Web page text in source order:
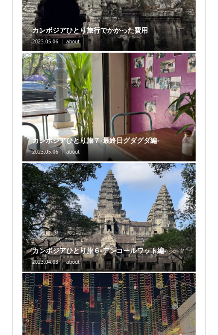
カンボジアひとり旅行でかかった費用
2023.05.06 about
カンボジアひとり旅７-最終日グダグダ編-
2023.05.06 about
カンボジアひとり旅６-アンコールワット編-
2023.04.03 about